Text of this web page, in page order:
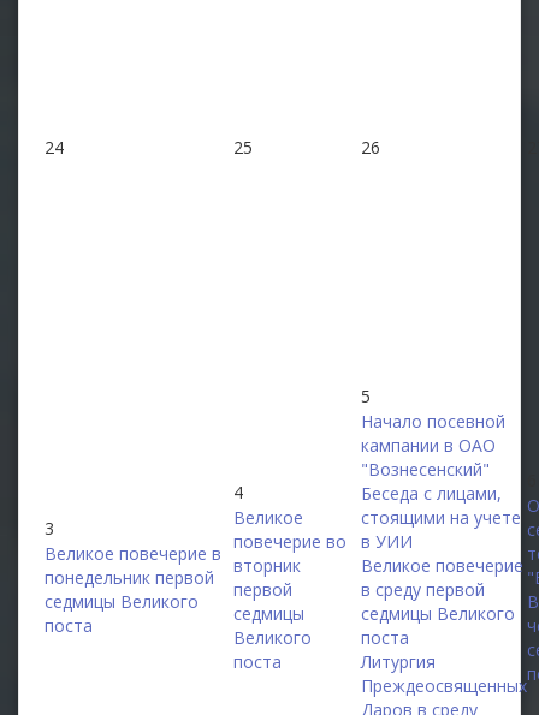
24 25 26
3
Великое повечерие в
понедельник первой
седмицы Великого
поста
4
Великое
повечерие во
вторник
первой
седмицы
Великого
поста
5
Начало посевной
кампании в ОАО
"Вознесенский"
Беседа с лицами,
стоящими на учете
в УИИ
Великое повечерие
в среду первой
седмицы Великого
поста
Литургия
Преждеосвященных
Даров в среду